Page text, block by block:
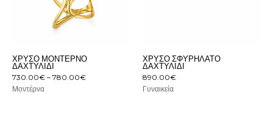
ΧΡΥΣΌ ΜΟΝΤΈΡΝΟ
ΔΑΧΤΥΛΊΔΙ
730.00€ – 780.00€
Μοντέρνα
ΧΡΥΣΌ ΣΦΥΡΉΛΑΤΟ
ΔΑΧΤΥΛΊΔΙ
890.00€
Γυναικεία